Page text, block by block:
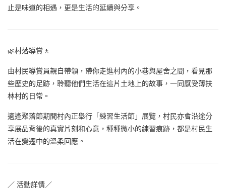
止是味道的相遇，更是生活的延續與分享。
🌿村落導賞🚶
由村民導賞員親自帶領，帶你走進村內的小巷與屋舍之間，看見那
些歷史的足跡，聆聽他們生活在這片土地上的故事，一同感受薄扶
林村的日常。
適逢聚落節期間村內正舉行「練習生活節」展覽，村民亦會沿途分
享展品背後的真實片刻和心意，種種微小的練習痕跡，都是村民生
活在變遷中的溫柔回應。
／ 活動詳情／